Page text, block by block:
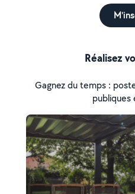
Réalisez
Gagnez du temps :
publiques